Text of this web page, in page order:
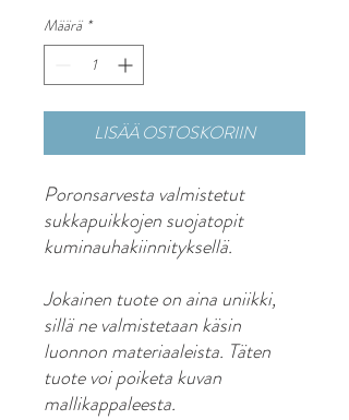
Määrä *
LISÄÄ OSTOSKORIIN
Poronsarvesta valmistetut
sukkapuikkojen suojatopit
kuminauhakiinnityksellä.
Jokainen tuote on aina uniikki,
sillä ne valmistetaan käsin
luonnon materiaaleista. Täten
tuote voi poiketa kuvan
mallikappaleesta.